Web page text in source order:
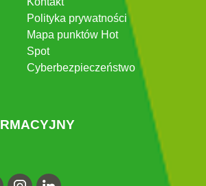
Polityka prywatności
Mapa punktów Hot
Spot
Cyberbezpieczeństwo